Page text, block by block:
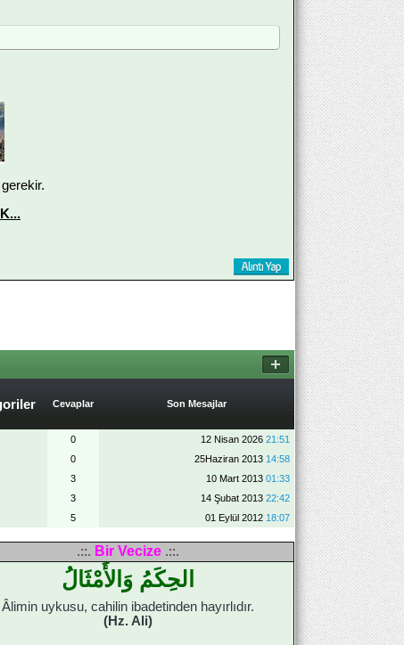
gerekir.
Cevaplar Son Mesajlar
0 12 Nisan 2026 21:51
0 25Haziran 2013 14:58
3 10 Mart 2013 01:33
3 14 Şubat 2013 22:42
5 01 Eylül 2012 18:07
.::. Bir Vecize .::.
الحِكَمُ وَالأَمْثَالُ
Âlimin uykusu, cahilin ibadetinden hayırlıdır.
(Hz. Ali)